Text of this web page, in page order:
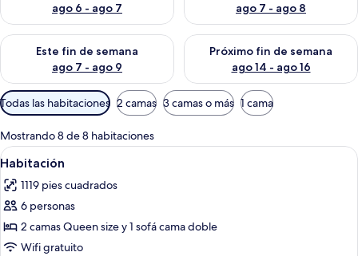
o
ago 6 - ago 7
ago 7 - ago 8
Este fin de semana
ago 7 - ago 9
Consulta la disponibilidad para este fin de semana ago 7 -
Próximo fin de semana
ago 14 - ago 16
Consulta la disponibilidad
Filtros
disponibles
para
las
habitaciones
Todas las habitaciones 2 camas 3 camas o más 1 cama
Mostrando 8 de 8 habitaciones
Abrir
todas
las
fotos
de
Habitación
Habitación de hotel con dos camas,
6
Habitación
1119 pies cuadrados
6 personas
2 camas Queen size y 1 sofá cama doble
Wifi gratuito